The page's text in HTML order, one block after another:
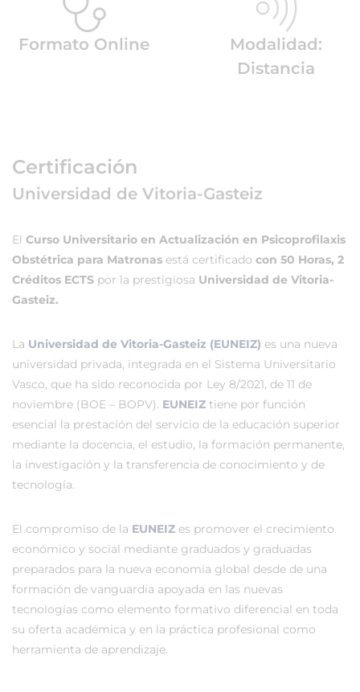
Formato Online
Modalidad:
Distancia
Certificación
Universidad de Vitoria-Gasteiz
El Curso Universitario en Actualización en Psicoprofilaxis
Obstétrica para Matronas está certificado con 50 Horas, 2
Créditos ECTS por la prestigiosa Universidad de Vitoria-
Gasteiz.
La Universidad de Vitoria-Gasteiz (EUNEIZ) es una nueva
universidad privada, integrada en el Sistema Universitario
Vasco, que ha sido reconocida por Ley 8/2021, de 11 de
noviembre (BOE – BOPV). EUNEIZ tiene por función
esencial la prestación del servicio de la educación superior
mediante la docencia, el estudio, la formación permanente,
la investigación y la transferencia de conocimiento y de
tecnología.
El compromiso de la EUNEIZ es promover el crecimiento
económico y social mediante graduados y graduadas
preparados para la nueva economía global desde de una
formación de vanguardia apoyada en las nuevas
tecnologías como elemento formativo diferencial en toda
su oferta académica y en la práctica profesional como
herramienta de aprendizaje.